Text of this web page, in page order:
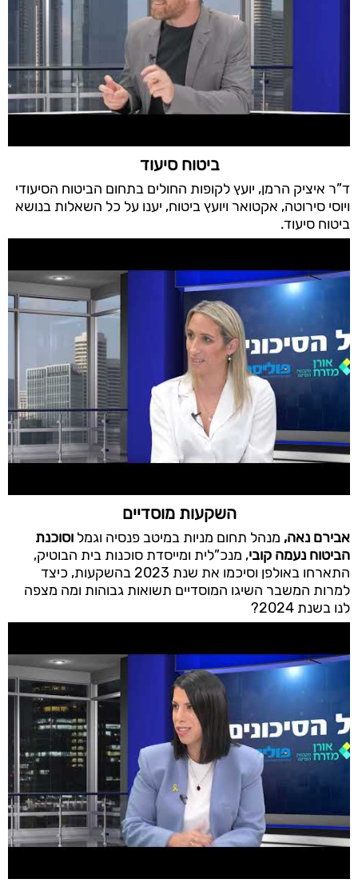
ביטוח סיעוד
ד”ר איציק הרמן, יועץ לקופות החולים בתחום הביטוח הסיעודי
ויוסי סירוטה, אקטואר ויועץ ביטוח, יענו על כל השאלות בנושא
ביטוח סיעוד.
השקעות מוסדיים
אבירם נאה, מנהל תחום מניות במיטב פנסיה וגמל וסוכנת
הביטוח נעמה קובי, מנכ”לית ומייסדת סוכנות בית הבוטיק,
התארחו באולפן וסיכמו את שנת 2023 בהשקעות, כיצד
למרות המשבר השיגו המוסדיים תשואות גבוהות ומה מצפה
לנו בשנת 2024?